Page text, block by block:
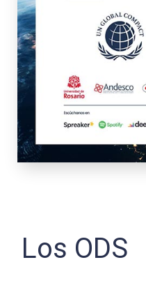
Los ODS